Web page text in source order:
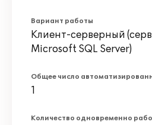
Вариант работы
Клиент-серверный
Microsoft SQL Server)
Общее число
1
Количество одновременно